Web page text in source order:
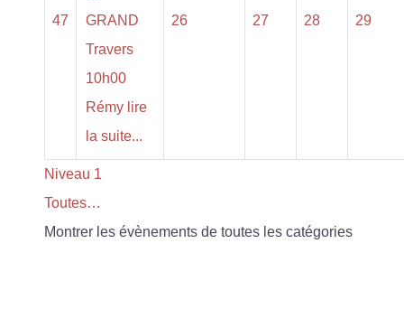
47
GRAND
Travers
10h00
Rémy lire
la suite...
26 27 28 29
Niveau 1
Toutes…
Montrer les évènements de toutes les catégories